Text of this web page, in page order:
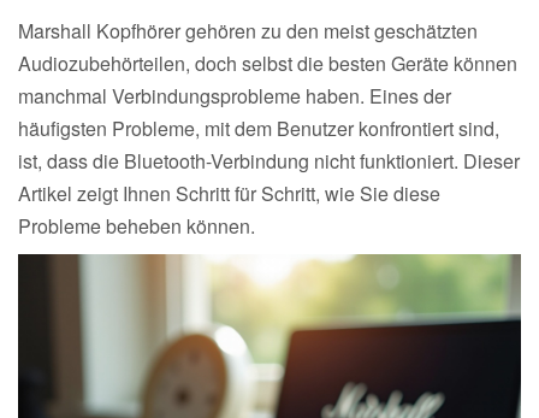
Marshall Kopfhörer gehören zu den meist geschätzten
Audiozubehörteilen, doch selbst die besten Geräte können
manchmal Verbindungsprobleme haben. Eines der
häufigsten Probleme, mit dem Benutzer konfrontiert sind,
ist, dass die Bluetooth-Verbindung nicht funktioniert. Dieser
Artikel zeigt Ihnen Schritt für Schritt, wie Sie diese
Probleme beheben können.